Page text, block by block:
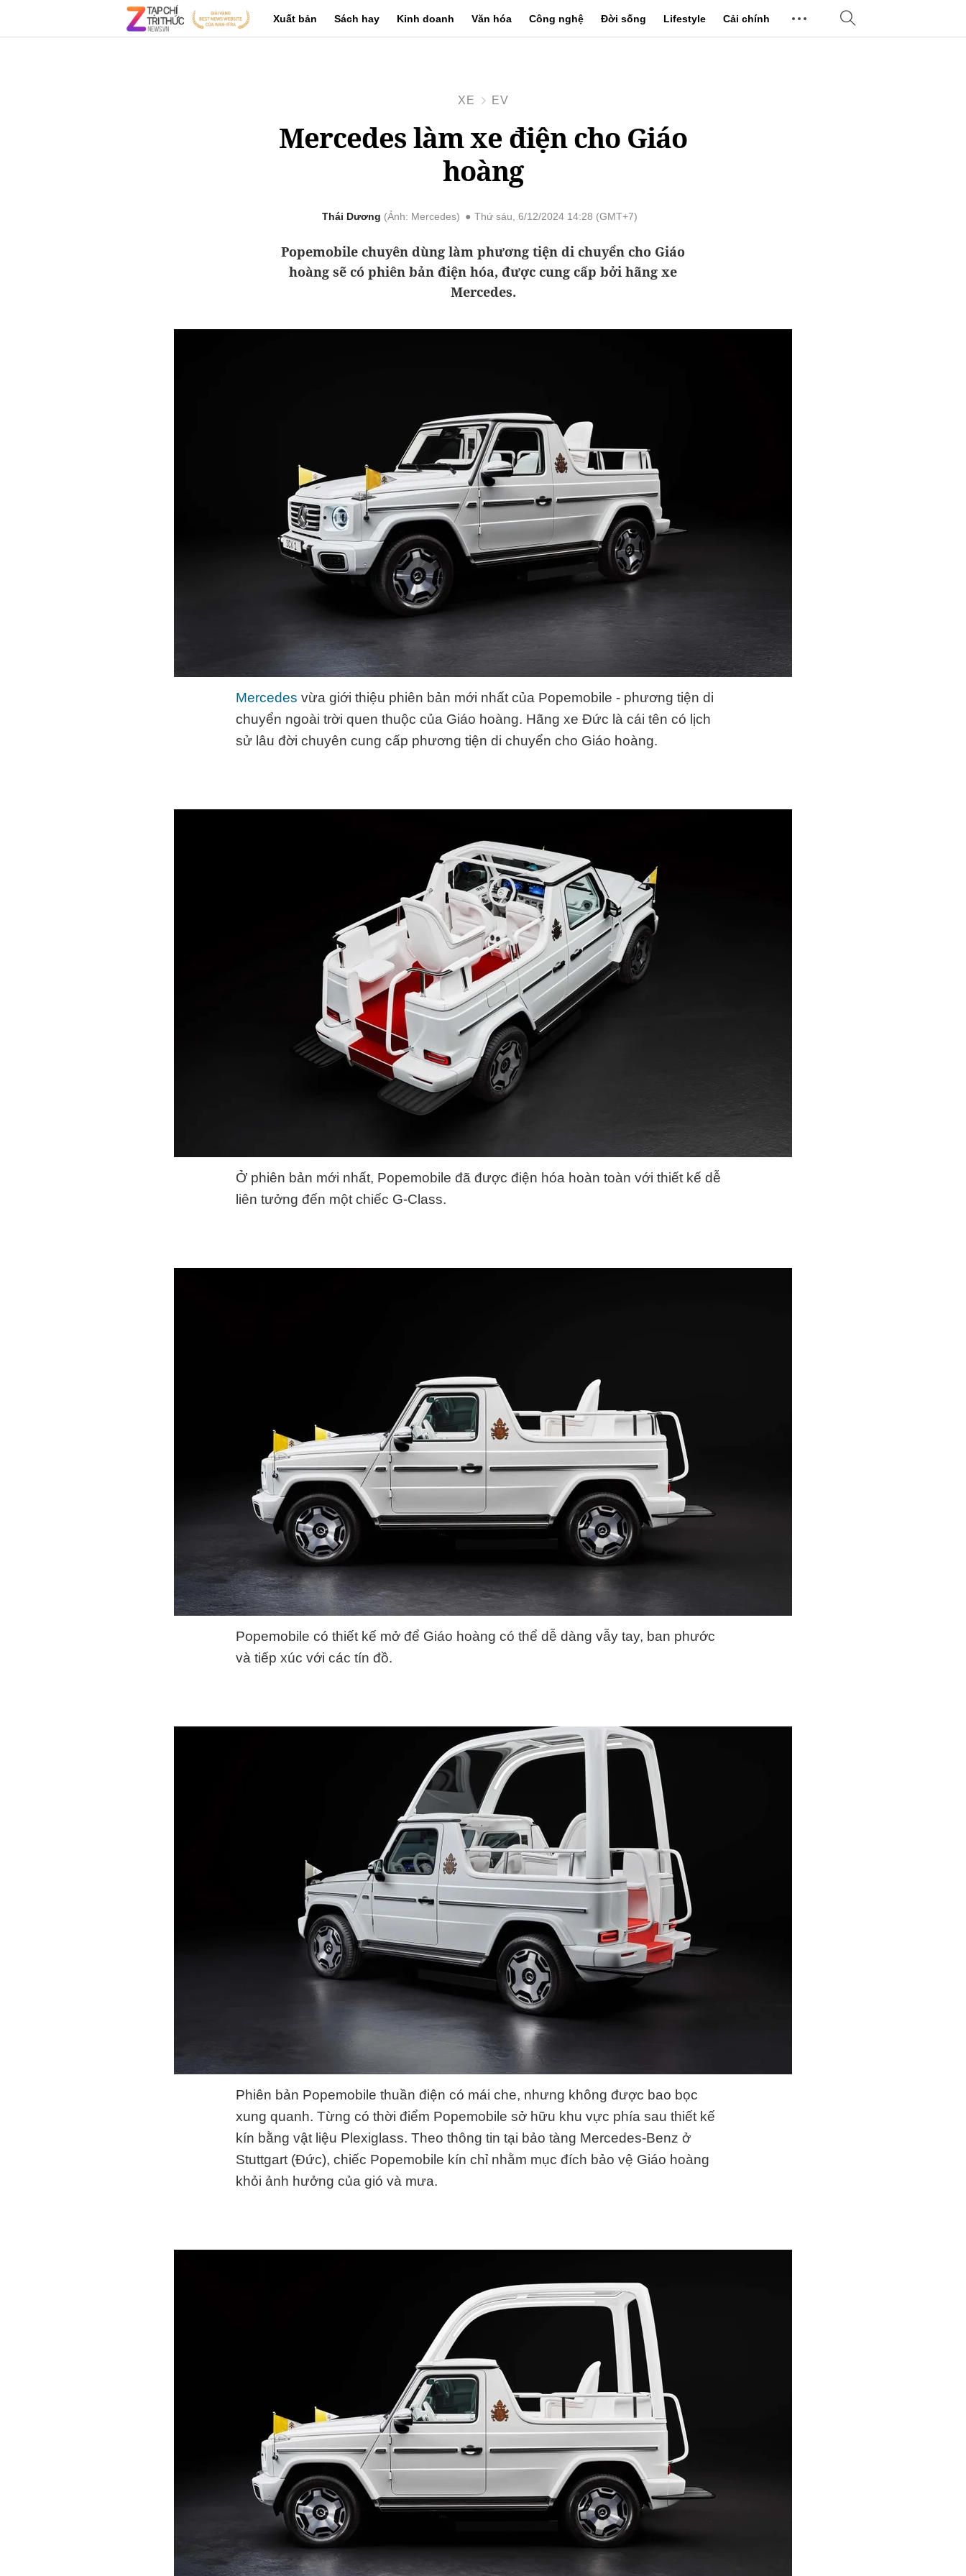
Xuất bản Sách hay Kinh doanh Văn hóa Công nghệ Đời sống Lifestyle Cải chính
XE EV
Mercedes làm xe điện cho Giáo
hoàng
Thái Dương Ảnh: Mercedes Thứ sáu, 6/12/2024 14:28 (GMT+7)
Popemobile chuyên dùng làm phương tiện di chuyển cho Giáo
hoàng sẽ có phiên bản điện hóa, được cung cấp bởi hãng xe
Mercedes.
Mercedes vừa giới thiệu phiên bản mới nhất của Popemobile - phương tiện di
chuyển ngoài trời quen thuộc của Giáo hoàng. Hãng xe Đức là cái tên có lịch
sử lâu đời chuyên cung cấp phương tiện di chuyển cho Giáo hoàng.
Ở phiên bản mới nhất, Popemobile đã được điện hóa hoàn toàn với thiết kế dễ
liên tưởng đến một chiếc G-Class.
Popemobile có thiết kế mở để Giáo hoàng có thể dễ dàng vẫy tay, ban phước
và tiếp xúc với các tín đồ.
Phiên bản Popemobile thuần điện có mái che, nhưng không được bao bọc
xung quanh. Từng có thời điểm Popemobile sở hữu khu vực phía sau thiết kế
kín bằng vật liệu Plexiglass. Theo thông tin tại bảo tàng Mercedes-Benz ở
Stuttgart (Đức), chiếc Popemobile kín chỉ nhằm mục đích bảo vệ Giáo hoàng
khỏi ảnh hưởng của gió và mưa.